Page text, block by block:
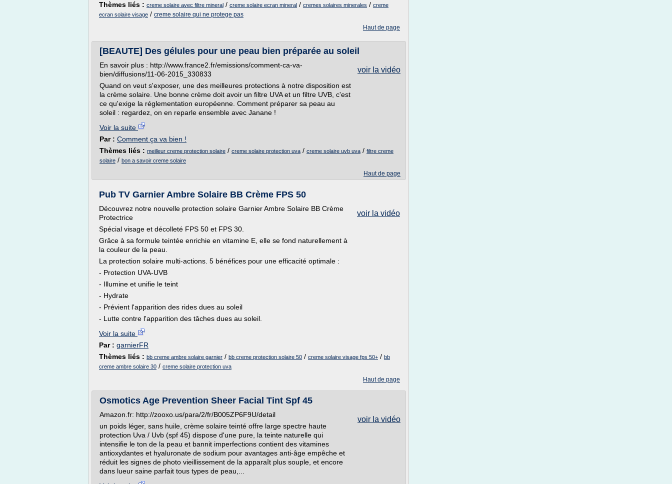
Thèmes liés : creme solaire avec filtre mineral / creme solaire ecran mineral / cremes solaires minerales / creme
ecran solaire visage / creme solaire qui ne protege pas
Haut de page
[BEAUTE] Des gélules pour une peau bien préparée au soleil
voir la vidéo
En savoir plus : http://www.france2.fr/emissions/comment-ca-va-
bien/diffusions/11-06-2015_330833
Quand on veut s'exposer, une des meilleures protections à notre disposition est
la crème solaire. Une bonne crème doit avoir un filtre UVA et un filtre UVB, c'est
ce qu'exige la réglementation européenne. Comment préparer sa peau au
soleil : regardez, on en reparle ensemble avec Janane !
Voir la suite
Par : Comment ça va bien !
Thèmes liés : meilleur creme protection solaire / creme solaire protection uva / creme solaire uvb uva / filtre creme
solaire / bon a savoir creme solaire
Haut de page
Pub TV Garnier Ambre Solaire BB Crème FPS 50
voir la vidéo
Découvrez notre nouvelle protection solaire Garnier Ambre Solaire BB Crème
Protectrice
Spécial visage et décolleté FPS 50 et FPS 30.
Grâce à sa formule teintée enrichie en vitamine E, elle se fond naturellement à
la couleur de la peau.
La protection solaire multi-actions. 5 bénéfices pour une efficacité optimale :
- Protection UVA-UVB
- Illumine et unifie le teint
- Hydrate
- Prévient l'apparition des rides dues au soleil
- Lutte contre l'apparition des tâches dues au soleil.
Voir la suite
Par : garnierFR
Thèmes liés : bb creme ambre solaire garnier / bb creme protection solaire 50 / creme solaire visage fps 50+ / bb
creme ambre solaire 30 / creme solaire protection uva
Haut de page
Osmotics Age Prevention Sheer Facial Tint Spf 45
voir la vidéo
Amazon.fr: http://zooxo.us/para/2/fr/B005ZP6F9U/detail
un poids léger, sans huile, crème solaire teinté offre large spectre haute
protection Uva / Uvb (spf 45) dispose d'une pure, la teinte naturelle qui
intensifie le ton de la peau et bannit imperfections contient des vitamines
antioxydantes et hyaluronate de sodium pour avantages anti-âge empêche et
réduit les signes de photo vieillissement de la apparaît plus souple, et encore
dans lueur saine parfait tous types de peau,...